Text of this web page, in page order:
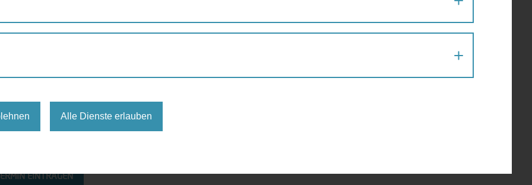
EINTRAGEN
Stadtspaziergang(21)
Alle Dienste erlauben